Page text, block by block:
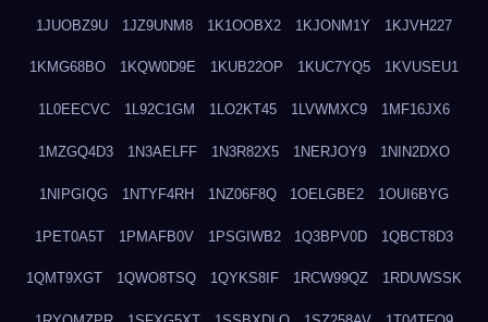
1JUOBZ9U 1JZ9UNM8 1K1OOBX2 1KJONM1Y 1KJVH227
1KMG68BO 1KQW0D9E 1KUB22OP 1KUC7YQ5 1KVUSEU1
1L0EECVC 1L92C1GM 1LO2KT45 1LVWMXC9 1MF16JX6
1MZGQ4D3 1N3AELFF 1N3R82X5 1NERJOY9 1NIN2DXO
1NIPGIQG 1NTYF4RH 1NZ06F8Q 1OELGBE2 1OUI6BYG
1PET0A5T 1PMAFB0V 1PSGIWB2 1Q3BPV0D 1QBCT8D3
1QMT9XGT 1QWO8TSQ 1QYKS8IF 1RCW99QZ 1RDUWSSK